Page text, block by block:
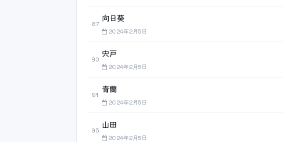
87
向日葵
2024年2月5日
90
宍戸
2024年2月5日
91
青蘭
2024年2月5日
95
山田
2024年2月5日